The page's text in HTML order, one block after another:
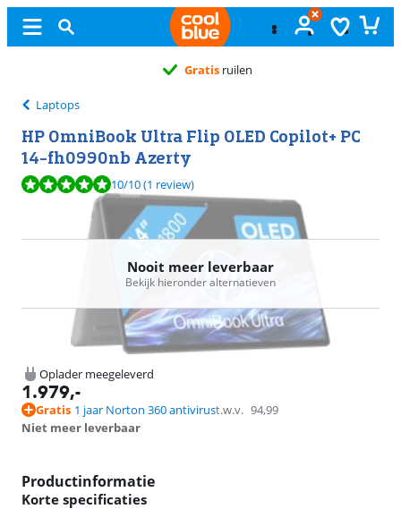
Gratis ruilen
Laptops
HP OmniBook Ultra Flip OLED Copilot+ PC
14-fh0990nb Azerty
Beoordeling is 10 van de 10, gebaseerd op 1 review.
10/10(1 review)
Nooit meer leverbaar
Bekijk hieronder alternatieven
Oplader meegeleverd
1.979,-
Gratis 1 jaar Norton 360 antivirust.w.v. 94,99
Niet meer leverbaar
Productinformatie
Korte specificaties